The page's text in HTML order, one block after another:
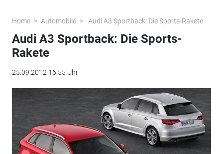
Home Automobile Audi A3 Sportback: Die Sports-Rakete
Audi A3 Sportback: Die Sports-
Rakete
25.09.2012 16:55 Uhr